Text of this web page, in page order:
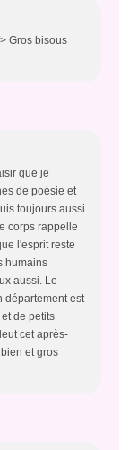
Gros bisous
que je
de poésie et
toujours aussi
corps rappelle
l'esprit reste
humains
aussi. Le
département est
de petits
cet après-
et gros